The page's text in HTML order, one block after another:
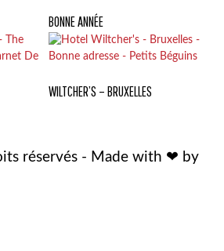
BONNE ANNÉE
WILTCHER’S – BRUXELLES
réservés - Made with ❤ by